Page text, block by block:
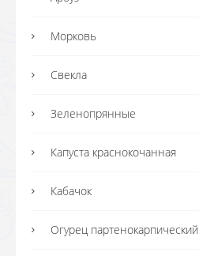
Морковь
Свекла
Зеленопрянные
Капуста краснокочанная
Кабачок
Огурец партенокарпический